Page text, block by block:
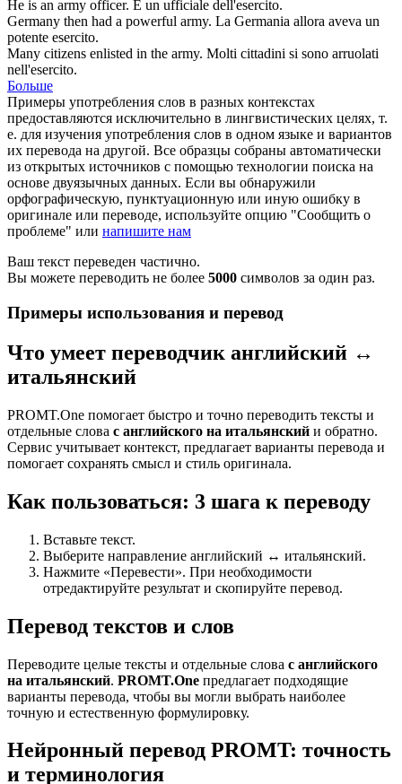
He is an army officer. È un ufficiale dell'esercito.
Germany then had a powerful army. La Germania allora aveva un
potente esercito.
Many citizens enlisted in the army. Molti cittadini si sono arruolati
nell'esercito.
Больше
Примеры употребления слов в разных контекстах
предоставляются исключительно в лингвистических целях, т.
е. для изучения употребления слов в одном языке и вариантов
их перевода на другой. Все образцы собраны автоматически
из открытых источников с помощью технологии поиска на
основе двуязычных данных. Если вы обнаружили
орфографическую, пунктуационную или иную ошибку в
оригинале или переводе, используйте опцию "Сообщить о
проблеме" или напишите нам
Ваш текст переведен частично.
Вы можете переводить не более 5000 символов за один раз.
Примеры использования и перевод
Что умеет переводчик английский ↔
итальянский
PROMT.One помогает быстро и точно переводить тексты и
отдельные слова с английского на итальянский и обратно.
Сервис учитывает контекст, предлагает варианты перевода и
помогает сохранять смысл и стиль оригинала.
Как пользоваться: 3 шага к переводу
Вставьте текст.
Выберите направление английский ↔ итальянский.
Нажмите «Перевести». При необходимости
отредактируйте результат и скопируйте перевод.
Перевод текстов и слов
Переводите целые тексты и отдельные слова с английского
на итальянский. PROMT.One предлагает подходящие
варианты перевода, чтобы вы могли выбрать наиболее
точную и естественную формулировку.
Нейронный перевод PROMT: точность
и терминология